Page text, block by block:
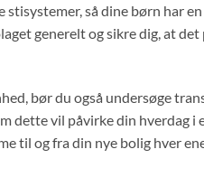
stisystemer, så dine børn har
generelt og sikre dig, at
bør du også undersøge
dette vil påvirke din hverdag i
til og fra din nye bolig hver